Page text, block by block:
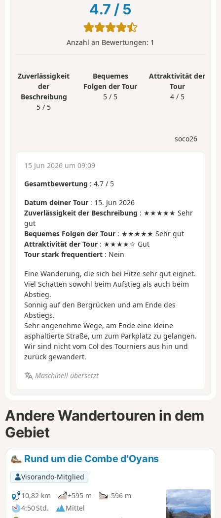
4.7 / 5
Anzahl an Bewertungen: 1
Zuverlässigkeit
der
Beschreibung
5 / 5
Bequemes
Folgen der Tour
5 / 5
Attraktivität der
Tour
4 / 5
soco26
15 Jun 2026 um 09:09
Gesamtbewertung : 4.7 / 5
Datum deiner Tour : 15. Jun 2026
Zuverlässigkeit der Beschreibung : ★★★★★ Sehr
gut
Bequemes Folgen der Tour : ★★★★★ Sehr gut
Attraktivität der Tour : ★★★★☆ Gut
Tour stark frequentiert : Nein
Eine Wanderung, die sich bei Hitze sehr gut eignet.
Viel Schatten sowohl beim Aufstieg als auch beim
Abstieg.
Sonnig auf den Bergrücken und am Ende des
Abstiegs.
Sehr angenehme Wege, am Ende eine kleine
asphaltierte Straße, um zum Parkplatz zu gelangen.
Wir sind nicht vom Col des Tourniers aus hin und
zurück gewandert.
Maschinell übersetzt
Andere Wandertouren in dem
Gebiet
Rund um die Combe d'Oyans
Visorando-Mitglied
10,82 km
+595 m
-596 m
4:50 Std.
Mittel